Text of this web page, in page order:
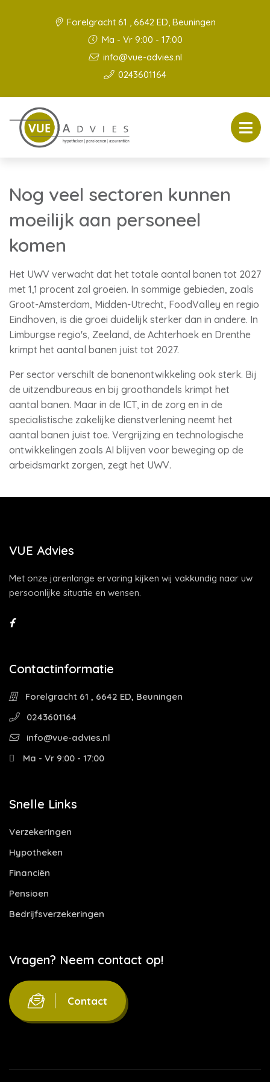
Forelgracht 61 , 6642 ED, Beuningen
Ma - Vr 9:00 - 17:00
info@vue-advies.nl
0243601164
Nog veel sectoren kunnen
moeilijk aan personeel
komen
Het UWV verwacht dat het totale aantal banen tot 2027
met 1,1 procent zal groeien. In sommige gebieden, zoals
Groot-Amsterdam, Midden-Utrecht, FoodValley en regio
Eindhoven, is die groei duidelijk sterker dan in andere. In
Limburgse regio's, Zeeland, de Achterhoek en Drenthe
krimpt het aantal banen juist tot 2027.
Per sector verschilt de banenontwikkeling ook sterk. Bij
de uitzendbureaus en bij groothandels krimpt het
aantal banen. Maar in de ICT, in de zorg en in de
specialistische zakelijke dienstverlening neemt het
aantal banen juist toe. Vergrijzing en technologische
ontwikkelingen zoals AI blijven voor beweging op de
arbeidsmarkt zorgen, zegt het UWV.
VUE Advies
Met onze jarenlange ervaring kijken wij vakkundig naar uw
persoonlijke situatie en wensen.
Contactinformatie
Forelgracht 61 , 6642 ED, Beuningen
0243601164
info@vue-advies.nl
Ma - Vr 9:00 - 17:00
Snelle Links
Verzekeringen
Hypotheken
Financiën
Pensioen
Bedrijfsverzekeringen
Vragen? Neem contact op!
Contact